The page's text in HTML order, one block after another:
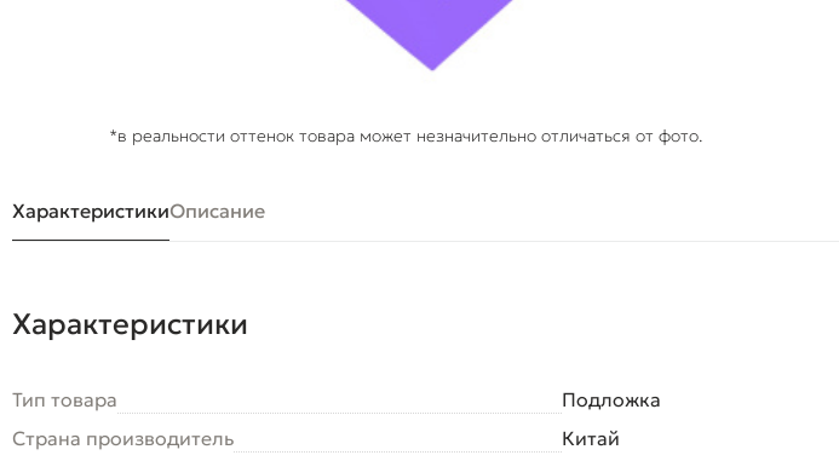
*в реальности оттенок товара может незначительно отличаться от фото.
ХарактеристикиОписание
Характеристики
Тип товара
Подложка
Страна производитель
Китай